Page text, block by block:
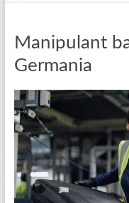
Manipulant
Germania